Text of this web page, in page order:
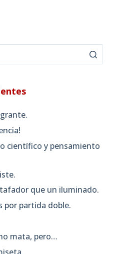
científico y pensamiento
que un iluminado.
por partida doble.
mata, pero…